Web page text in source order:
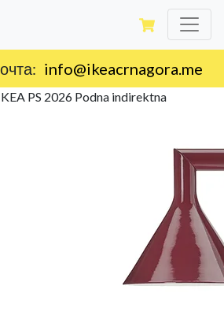
территории Черногории.
PS 2026 Podna indirektna